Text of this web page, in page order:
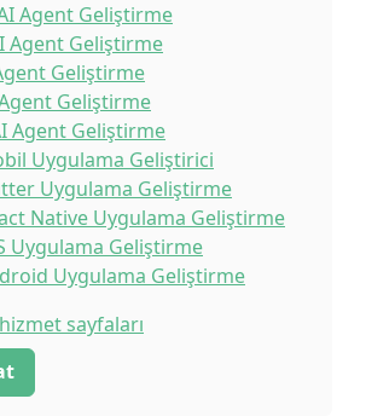
Agent Geliştirme
Agent Geliştirme
Geliştirme
Geliştirme
Agent Geliştirme
Uygulama Geliştirici
Uygulama Geliştirme
Native Uygulama Geliştirme
Uygulama Geliştirme
Uygulama Geliştirme
sayfaları